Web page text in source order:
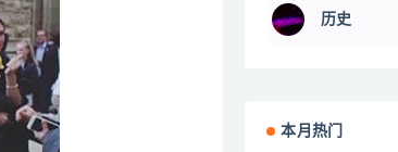
历史
本月热门